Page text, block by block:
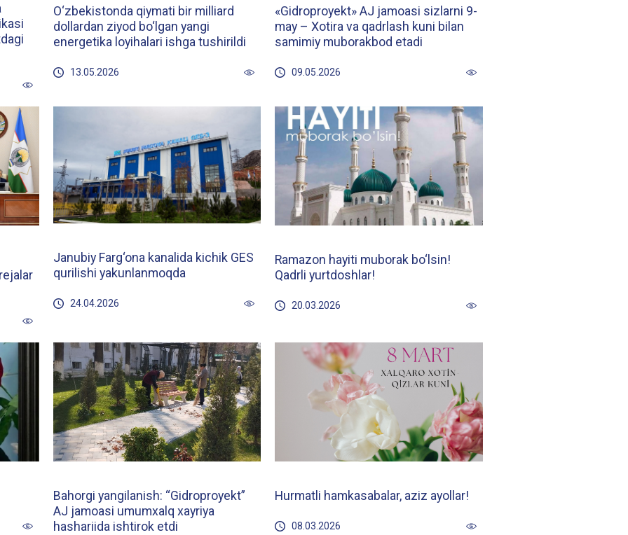
O‘zbekistonda qiymati bir milliard
dollardan ziyod bo‘lgan yangi
energetika loyihalari ishga tushirildi
13.05.2026
«Gidroproyekt» AJ jamoasi sizlarni 9-
may – Xotira va qadrlash kuni bilan
samimiy muborakbod etadi
09.05.2026
Janubiy Farg‘ona kanalida kichik GES
qurilishi yakunlanmoqda
24.04.2026
Ramazon hayiti muborak bo‘lsin!
Qadrli yurtdoshlar!
20.03.2026
Bahorgi yangilanish: “Gidroproyekt”
AJ jamoasi umumxalq xayriya
hashariida ishtirok etdi
Hurmatli hamkasabalar, aziz ayollar!
08.03.2026